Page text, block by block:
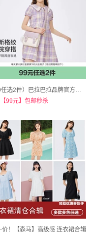
（99任选2件）巴拉巴拉品牌官方店！女童夏装连衣裙
99元】包邮秒杀
价！【森马】高级感 连衣裙合辑